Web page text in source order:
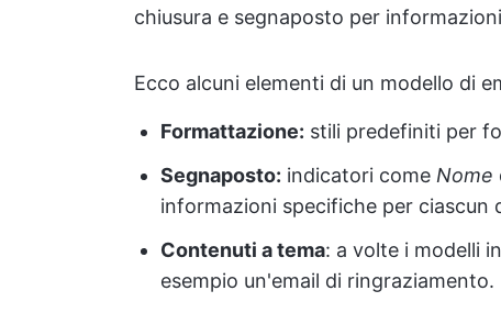
chiusura e segnaposto per
Ecco alcuni elementi di un modello di
Formattazione: stili predefiniti per
Segnaposto: indicatori come Nome
informazioni specifiche per ciascun
Contenuti a tema: a volte i modelli
esempio un'email di ringraziamento.